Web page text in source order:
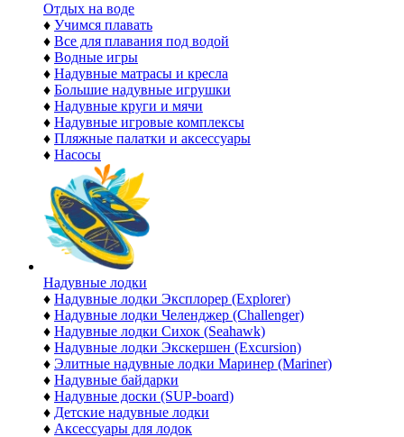
Отдых на воде
♦ Учимся плавать
♦ Все для плавания под водой
♦ Водные игры
♦ Надувные матрасы и кресла
♦ Большие надувные игрушки
♦ Надувные круги и мячи
♦ Надувные игровые комплексы
♦ Пляжные палатки и аксессуары
♦ Насосы
Надувные лодки
♦ Надувные лодки Эксплорер (Explorer)
♦ Надувные лодки Челенджер (Challenger)
♦ Надувные лодки Сихок (Seahawk)
♦ Надувные лодки Экскершен (Excursion)
♦ Элитные надувные лодки Маринер (Mariner)
♦ Надувные байдарки
♦ Надувные доски (SUP-board)
♦ Детские надувные лодки
♦ Аксессуары для лодок